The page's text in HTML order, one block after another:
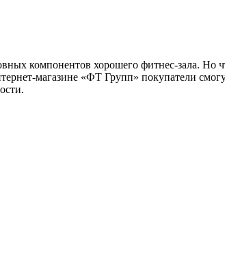
компонентов хорошего фитнес-зала. Но
магазине «ФТ Групп» покупатели